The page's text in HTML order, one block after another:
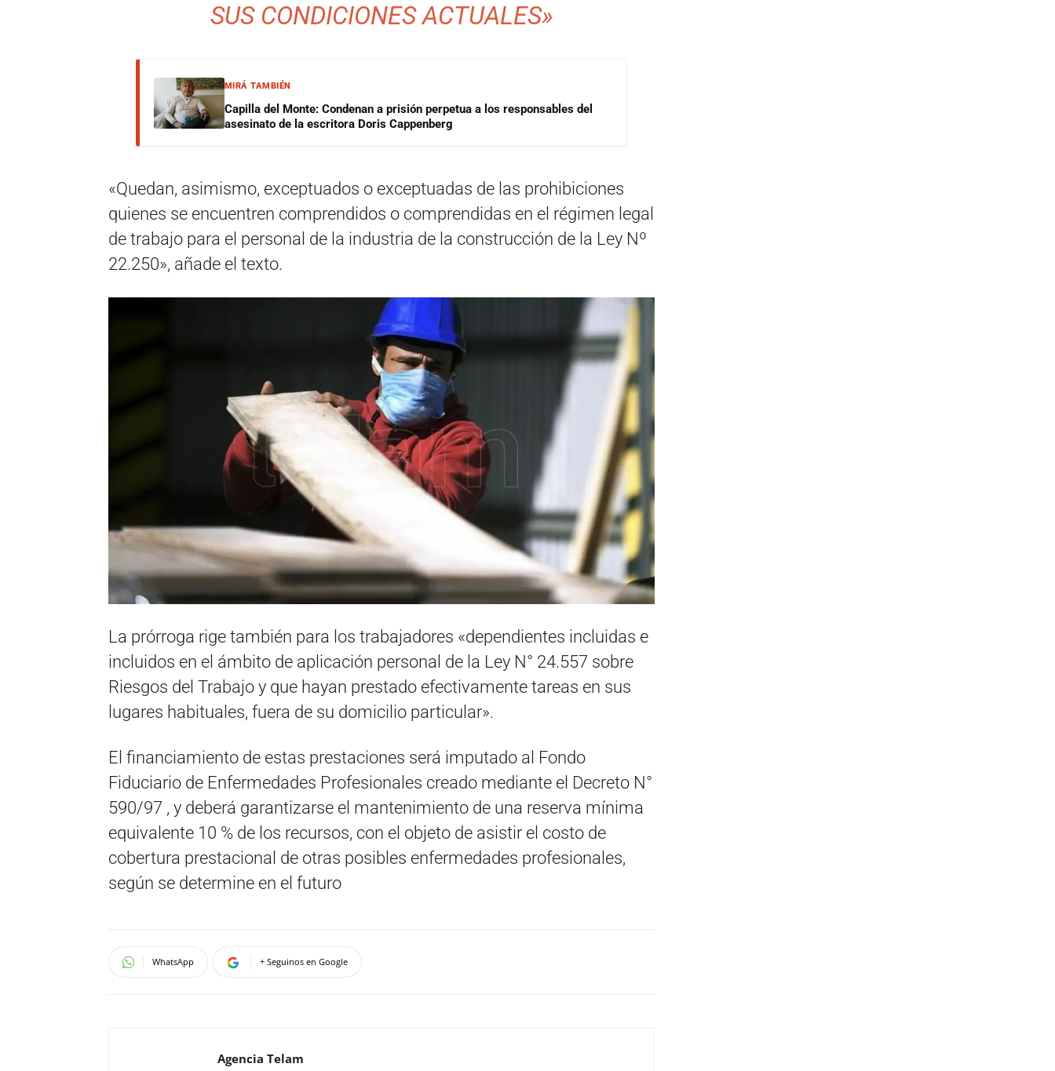
SUS CONDICIONES ACTUALES»
MIRÁ TAMBIÉN
Capilla del Monte: Condenan a prisión perpetua a los responsables del
asesinato de la escritora Doris Cappenberg
«Quedan, asimismo, exceptuados o exceptuadas de las prohibiciones
quienes se encuentren comprendidos o comprendidas en el régimen legal
de trabajo para el personal de la industria de la construcción de la Ley Nº
22.250», añade el texto.
La prórroga rige también para los trabajadores «dependientes incluidas e
incluidos en el ámbito de aplicación personal de la Ley N° 24.557 sobre
Riesgos del Trabajo y que hayan prestado efectivamente tareas en sus
lugares habituales, fuera de su domicilio particular».
El financiamiento de estas prestaciones será imputado al Fondo
Fiduciario de Enfermedades Profesionales creado mediante el Decreto N°
590/97 , y deberá garantizarse el mantenimiento de una reserva mínima
equivalente 10 % de los recursos, con el objeto de asistir el costo de
cobertura prestacional de otras posibles enfermedades profesionales,
según se determine en el futuro
WhatsApp + Seguinos en Google
Agencia Telam